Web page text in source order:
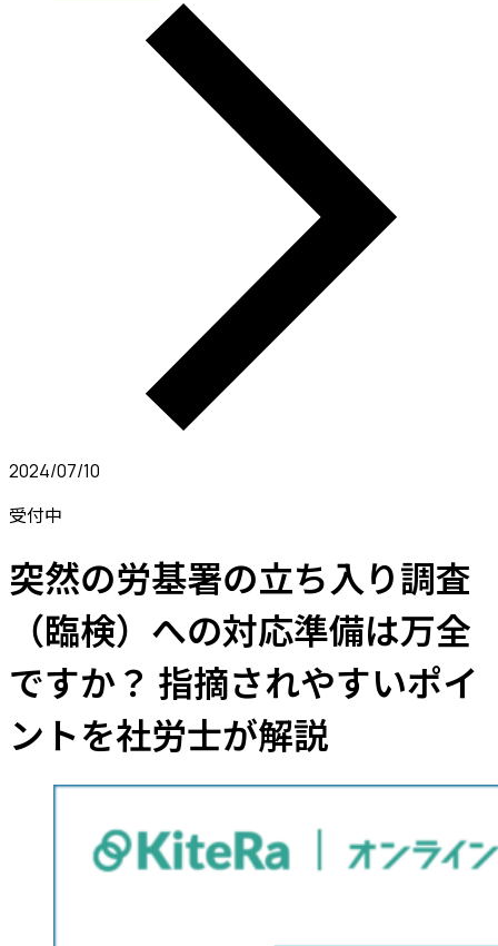
2024/07/10
受付中
突然の労基署の立ち入り調査
（臨検）への対応準備は万全
ですか？ 指摘されやすいポイ
ントを社労士が解説